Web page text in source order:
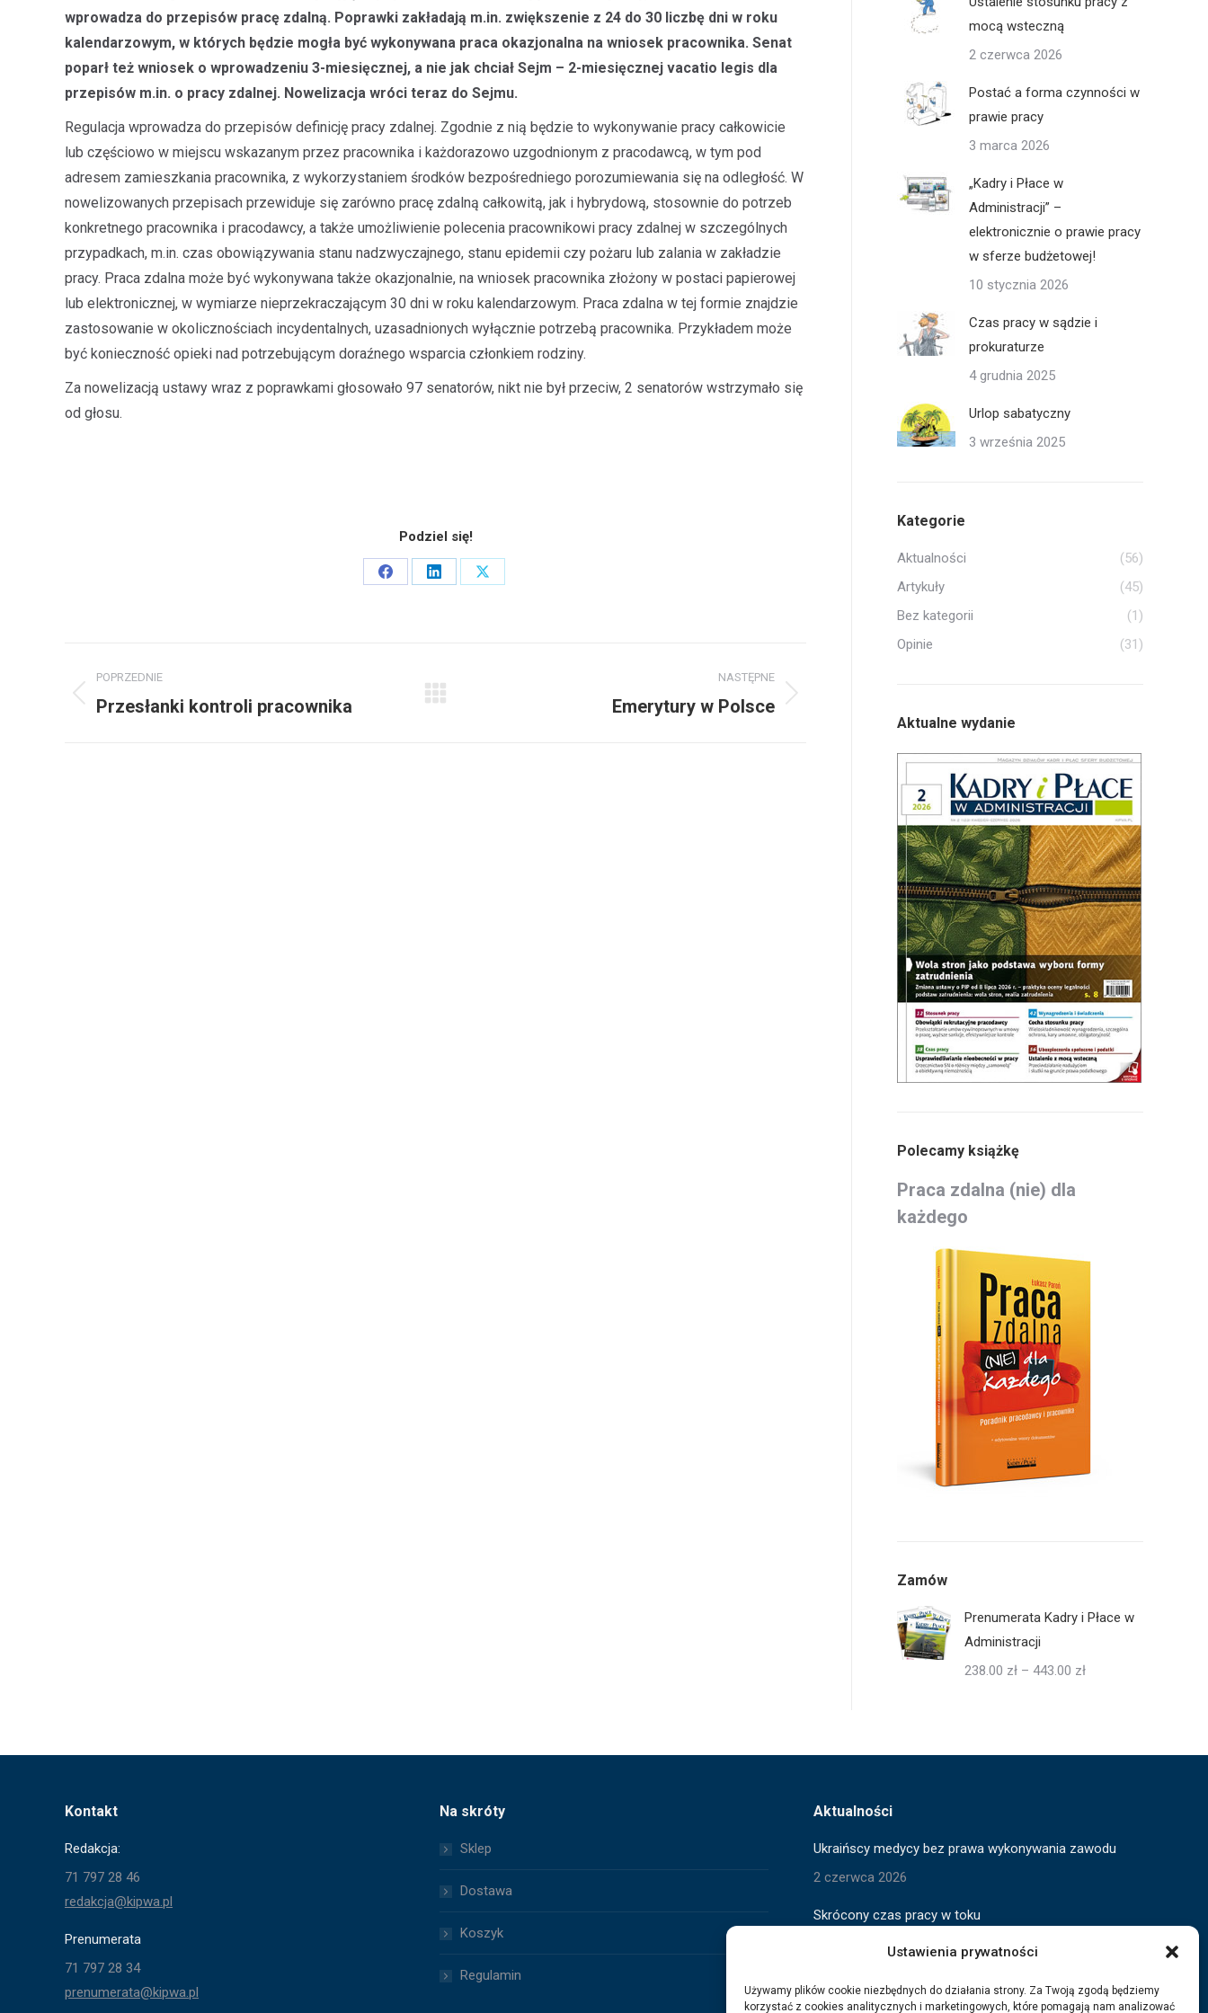
Ustawienia prywatności
Używamy plików cookie niezbędnych do działania strony. Za Twoją zgodą będziemy
korzystać z cookies analitycznych i marketingowych, które pomagają nam analizować
wprowadza do przepisów pracę zdalną. Poprawki zakładają m.in. zwiększenie z 24 do 30 liczbę dni w roku
kalendarzowym, w których będzie mogła być wykonywana praca okazjonalna na wniosek pracownika. Senat
poparł też wniosek o wprowadzeniu 3-miesięcznej, a nie jak chciał Sejm – 2-miesięcznej vacatio legis dla
przepisów m.in. o pracy zdalnej. Nowelizacja wróci teraz do Sejmu.
Regulacja wprowadza do przepisów definicję pracy zdalnej. Zgodnie z nią będzie to wykonywanie pracy całkowicie
lub częściowo w miejscu wskazanym przez pracownika i każdorazowo uzgodnionym z pracodawcą, w tym pod
adresem zamieszkania pracownika, z wykorzystaniem środków bezpośredniego porozumiewania się na odległość. W
nowelizowanych przepisach przewiduje się zarówno pracę zdalną całkowitą, jak i hybrydową, stosownie do potrzeb
konkretnego pracownika i pracodawcy, a także umożliwienie polecenia pracownikowi pracy zdalnej w szczególnych
przypadkach, m.in. czas obowiązywania stanu nadzwyczajnego, stanu epidemii czy pożaru lub zalania w zakładzie
pracy. Praca zdalna może być wykonywana także okazjonalnie, na wniosek pracownika złożony w postaci papierowej
lub elektronicznej, w wymiarze nieprzekraczającym 30 dni w roku kalendarzowym. Praca zdalna w tej formie znajdzie
zastosowanie w okolicznościach incydentalnych, uzasadnionych wyłącznie potrzebą pracownika. Przykładem może
być konieczność opieki nad potrzebującym doraźnego wsparcia członkiem rodziny.
Za nowelizacją ustawy wraz z poprawkami głosowało 97 senatorów, nikt nie był przeciw, 2 senatorów wstrzymało się
od głosu.
Podziel się!
Share
Share
Share
wpisów
POPRZEDNIE
Poprzedni
Przesłanki kontroli pracownika
NASTĘPNE
Emerytury w Polsce
mocą wsteczną
2 czerwca 2026
Postać a forma czynności w
prawie pracy
3 marca 2026
„Kadry i Płace w
Administracji” –
elektronicznie o prawie pracy
w sferze budżetowej!
10 stycznia 2026
Czas pracy w sądzie i
prokuraturze
4 grudnia 2025
Urlop sabatyczny
3 września 2025
Kategorie
Aktualności
(56)
Artykuły
(45)
Bez kategorii
(1)
Opinie
(31)
Aktualne wydanie
Polecamy książkę
Praca zdalna (nie) dla
każdego
Zamów
Prenumerata Kadry i Płace w
Administracji
238.00 zł – 443.00 złZakres
Kontakt
Redakcja:
71 797 28 46
redakcja@kipwa.pl
Prenumerata
71 797 28 34
prenumerata@kipwa.pl
Na skróty
Sklep
Dostawa
Koszyk
Regulamin
Aktualności
Ukraińscy medycy bez prawa wykonywania zawodu
2 czerwca 2026
Skrócony czas pracy w toku
2 czerwca 2026
Wygaszanie pomocy dla Ukraińców